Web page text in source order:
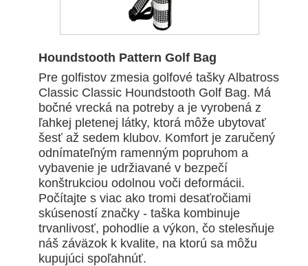
Houndstooth Pattern Golf Bag
Pre golfistov zmesia golfové tašky Albatross
Classic Classic Houndstooth Golf Bag. Má
bočné vrecká na potreby a je vyrobená z
ľahkej pletenej látky, ktorá môže ubytovať
šesť až sedem klubov. Komfort je zaručený
odnímateľným ramenným popruhom a
vybavenie je udržiavané v bezpečí
konštrukciou odolnou voči deformácii.
Počítajte s viac ako tromi desaťročiami
skúseností značky - taška kombinuje
trvanlivosť, pohodlie a výkon, čo stelesňuje
náš záväzok k kvalite, na ktorú sa môžu
kupujúci spoľahnúť.